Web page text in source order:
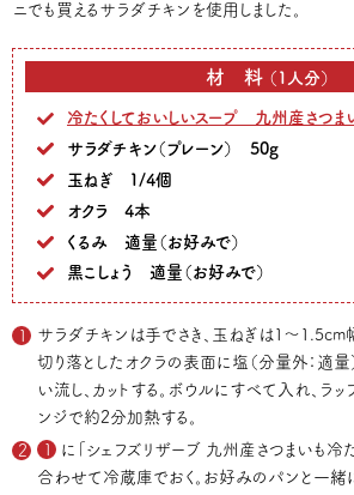
ニでも買えるサラダチキンを使用しました。
材料（1人分）
冷たくしておいしいスープ 九州産さつま
サラダチキン（プレーン） 50g
玉ねぎ 1/4個
オクラ 4本
くるみ 適量（お好みで）
黒こしょう 適量（お好みで）
サラダチキンは手でさき、玉ねぎは1〜1.5cm
切り落としたオクラの表面に塩（分量外：適量
い流し、カットする。ボウルにすべて入れ、ラ
ンジで約2分加熱する。
1
に「シェフズリザーブ 九州産さつまいも冷
合わせて冷蔵庫でおく。お好みのパンと一緒